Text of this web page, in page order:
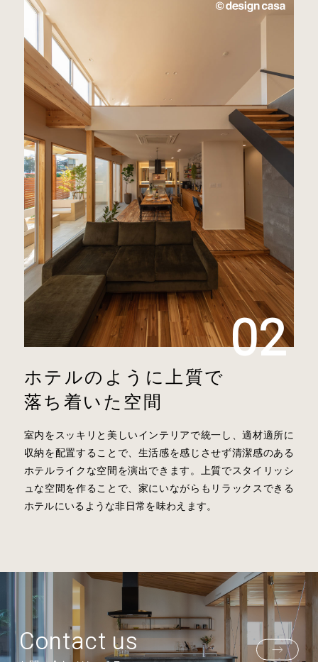
ホテルのように上質で
落ち着いた空間
室内をスッキリと美しいインテリアで統一し、適材適所に
収納を配置することで、生活感を感じさせず清潔感のある
ホテルライクな空間を演出できます。上質でスタイリッシ
ュな空間を作ることで、家にいながらもリラックスできる
ホテルにいるような非日常を味わえます。
Contact us